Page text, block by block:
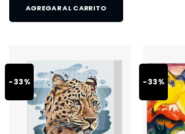
AGREGAR AL CARRITO
-33% -33%